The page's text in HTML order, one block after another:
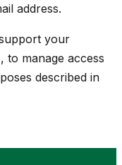
address.
your
to manage access
described in